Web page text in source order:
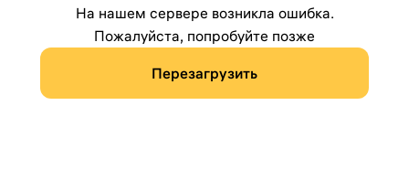
На нашем сервере возникла ошибка.
Пожалуйста, попробуйте позже
Перезагрузить